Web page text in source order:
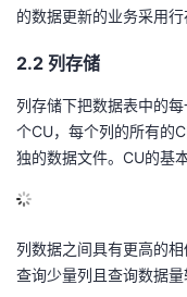
的数据更新的业务采用
2.2 列存储
列存储下把数据表中的
个CU，每个列的所有的
独的数据文件。CU的基
列数据之间具有更高的
查询少量列且查询数据量